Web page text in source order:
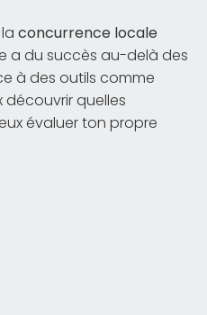
la concurrence locale
a du succès au-delà des
à des outils comme
découvrir quelles
évaluer ton propre